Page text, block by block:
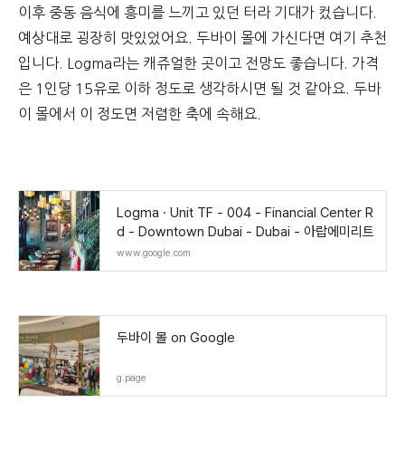
이후 중동 음식에 흥미를 느끼고 있던 터라 기대가 컸습니다.
예상대로 굉장히 맛있었어요. 두바이 몰에 가신다면 여기 추천
입니다. Logma라는 캐쥬얼한 곳이고 전망도 좋습니다. 가격
은 1인당 15유로 이하 정도로 생각하시면 될 것 같아요. 두바
이 몰에서 이 정도면 저렴한 축에 속해요.
Logma · Unit TF - 004 - Financial Center R
d - Downtown Dubai - Dubai - 아랍에미리트
www.google.com
두바이 몰 on Google
g.page